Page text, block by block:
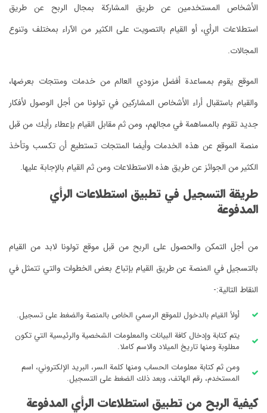
بمجال الربح عن طريق
الكثير من الآراء بمختلف وتنوع
من خدمات ومنتجات بعرضها،
في تولونا من أجل الوصول لأفكار
القيام بإعطاء رأيك من قبل
تستطيع أن تكسب وتأخذ
ومن ثم القيام بالإجابة عليها.
الرأي
موقع تولونا لابد من القيام
بعض الخطوات والتي تتمثل في
بالمنصة والضغط على تسجيل.
الشخصية والرئيسية التي تكون
السر، البريد الإلكتروني، اسم
على التسجيل.
الرأي المدفوعة